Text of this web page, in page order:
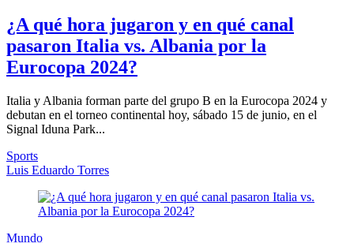
¿A qué hora jugaron y en qué canal
pasaron Italia vs. Albania por la
Eurocopa 2024?
Italia y Albania forman parte del grupo B en la Eurocopa 2024 y
debutan en el torneo continental hoy, sábado 15 de junio, en el
Signal Iduna Park...
Sports
Luis Eduardo Torres
Mundo